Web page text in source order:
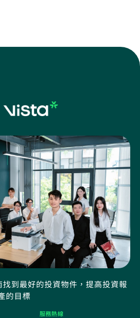
到最好的投資物件，提高投資報
的目標
服務熱線